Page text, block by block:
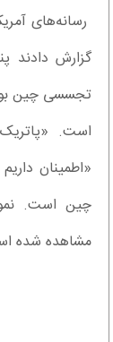
رسانه‌های
گزارش دادند
تجسسی چین
است.
«اطمینان
چین است.
مشاهده شده